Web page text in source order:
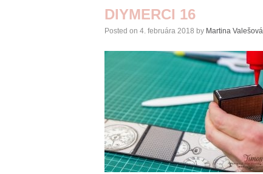
DIYMERCI 16
Posted on 4. februára 2018 by Martina Valešová